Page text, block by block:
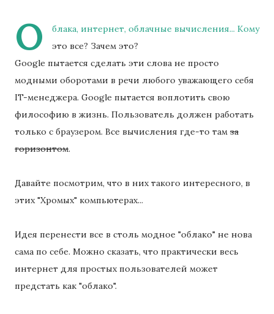
О
блака, интернет, облачные вычисления... Кому
это все? Зачем это?
Google пытается сделать эти слова не просто
модными оборотами в речи любого уважающего себя
IT-менеджера. Google пытается воплотить свою
философию в жизнь. Пользователь должен работать
только с браузером. Все вычисления где-то там за
горизонтом.
Давайте посмотрим, что в них такого интересного, в
этих "Хромых" компьютерах...
Идея перенести все в столь модное "облако" не нова
сама по себе. Можно сказать, что практически весь
интернет для простых пользователей может
предстать как "облако".